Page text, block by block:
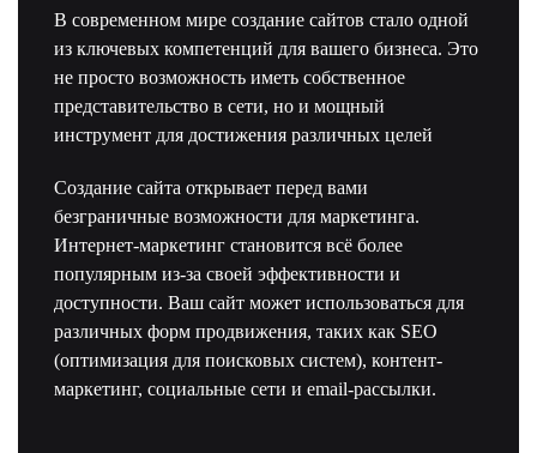
В современном мире создание сайтов стало одной
из ключевых компетенций для вашего бизнеса. Это
не просто возможность иметь собственное
представительство в сети, но и мощный
инструмент для достижения различных целей
Создание сайта открывает перед вами
безграничные возможности для маркетинга.
Интернет-маркетинг становится всё более
популярным из-за своей эффективности и
доступности. Ваш сайт может использоваться для
различных форм продвижения, таких как SEO
(оптимизация для поисковых систем), контент-
маркетинг, социальные сети и email-рассылки.